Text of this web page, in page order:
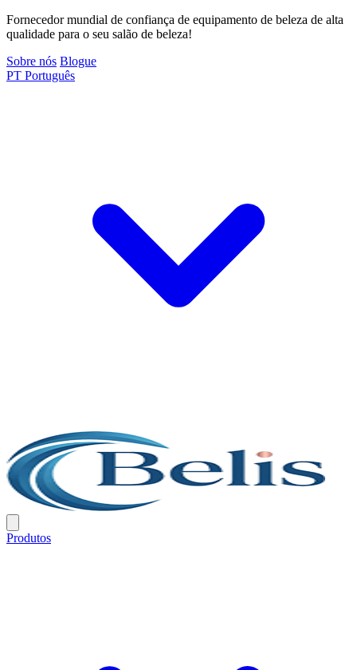
Fornecedor mundial de confiança de equipamento de beleza de alta
qualidade para o seu salão de beleza!
Sobre nós Blogue
PT Português
Produtos